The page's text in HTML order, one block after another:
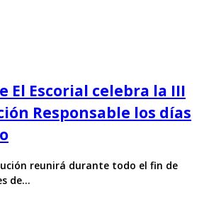
El Escorial celebra la III
Responsable los días
reunirá durante todo el fin de
de…